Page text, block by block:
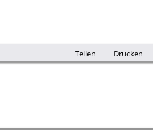
Teilen Drucken